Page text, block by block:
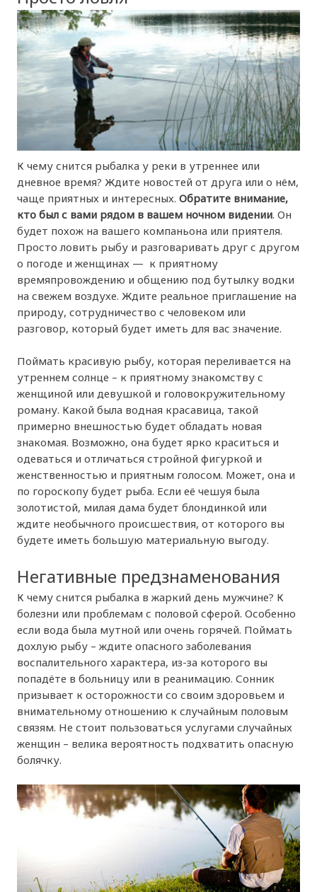
К чему снится рыбалка у реки в утреннее или
дневное время? Ждите новостей от друга или о нём,
чаще приятных и интересных.Обратите внимание,
кто был с вами рядом в вашем ночном видении. Он
будет похож на вашего компаньона или приятеля.
Просто ловить рыбу и разговаривать друг с другом
о погоде и женщинах — к приятному
времяпровождению и общению под бутылку водки
на свежем воздухе. Ждите реальное приглашение на
природу, сотрудничество с человеком или
разговор, который будет иметь для вас значение.
Поймать красивую рыбу, которая переливается на
утреннем солнце – к приятному знакомству с
женщиной или девушкой и головокружительному
роману. Какой была водная красавица, такой
примерно внешностью будет обладать новая
знакомая. Возможно, она будет ярко краситься и
одеваться и отличаться стройной фигуркой и
женственностью и приятным голосом. Может, она и
по гороскопу будет рыба. Если её чешуя была
золотистой, милая дама будет блондинкой или
ждите необычного происшествия, от которого вы
будете иметь большую материальную выгоду.
Негативные предзнаменования
К чему снится рыбалка в жаркий день мужчине? К
болезни или проблемам с половой сферой. Особенно
если вода была мутной или очень горячей. Поймать
дохлую рыбу – ждите опасного заболевания
воспалительного характера, из-за которого вы
попадёте в больницу или в реанимацию. Сонник
призывает к осторожности со своим здоровьем и
внимательному отношению к случайным половым
связям. Не стоит пользоваться услугами случайных
женщин – велика вероятность подхватить опасную
болячку.